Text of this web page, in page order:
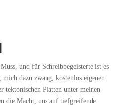
und für Schreibbegeisterte ist es
dazu zwang, kostenlos eigenen
tektonischen Platten unter meinen
die Macht, uns auf tiefgreifende